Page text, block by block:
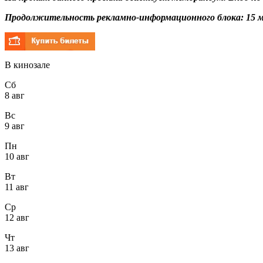
Продолжительность рекламно-информационного блока: 15
В кинозале
Сб
8 авг
Вс
9 авг
Пн
10 авг
Вт
11 авг
Ср
12 авг
Чт
13 авг